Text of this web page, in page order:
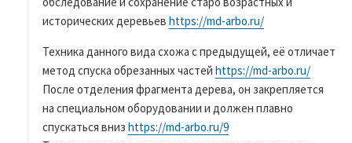
исторических деревьев https://md-arbo.ru/
Техника данного вида схожа с предыдущей, её отличает
метод спуска обрезанных частей https://md-arbo.ru/
После отделения фрагмента дерева, он закрепляется
на специальном оборудовании и должен плавно
спускаться вниз https://md-arbo.ru/9